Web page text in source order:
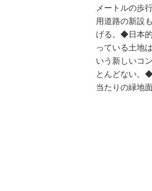
メートルの歩
用道路の新設
げる。◆日本
っている土地
いう新しいコ
とんどない。
当たりの緑地